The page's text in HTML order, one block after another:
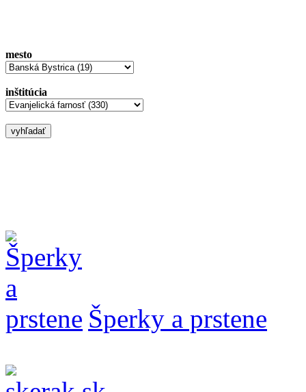
mesto
inštitúcia
Šperky a prstene